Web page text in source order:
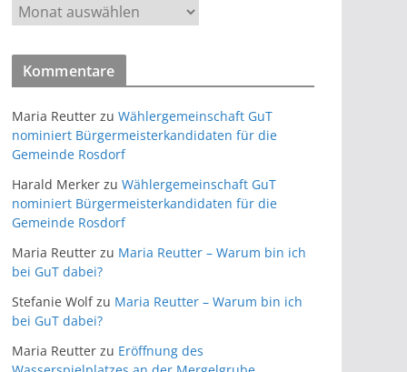
e
n
N
a
c
i
c
t
e
A
r
c
h
i
Kommentare
Maria Reutter zu Wählergemeinschaft GuT
nominiert Bürgermeisterkandidaten für die
Gemeinde Rosdorf
Harald Merker zu Wählergemeinschaft GuT
nominiert Bürgermeisterkandidaten für die
Gemeinde Rosdorf
Maria Reutter zu Maria Reutter – Warum bin ich
bei GuT dabei?
Stefanie Wolfzu Maria Reutter – Warum bin ich
bei GuT dabei?
Maria Reutter zu Eröffnung des